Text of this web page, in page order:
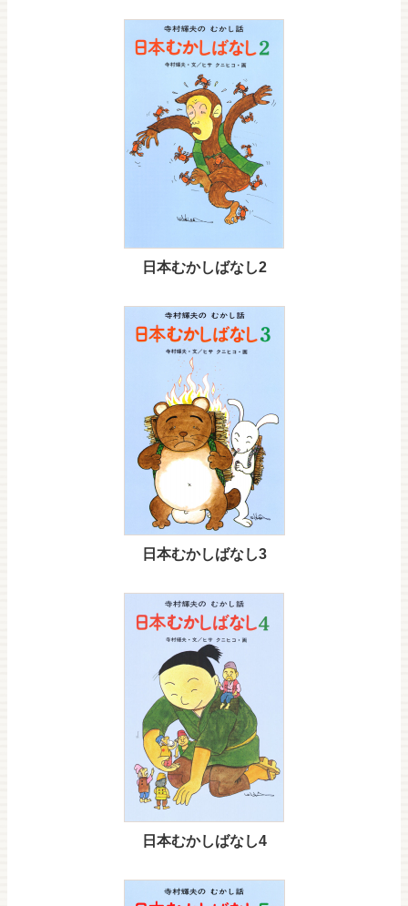
日本むかしばなし2
日本むかしばなし3
日本むかしばなし4